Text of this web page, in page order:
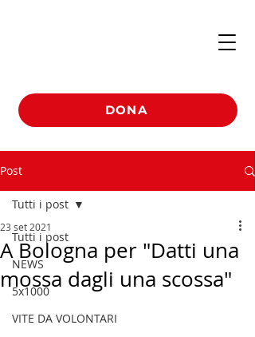
DONA
Post
Tutti i post
NEWS
5x1000
VITE DA VOLONTARI
Tutti i post
A Bologna per "Datti una
mossa dagli una scossa"
23 set 2021